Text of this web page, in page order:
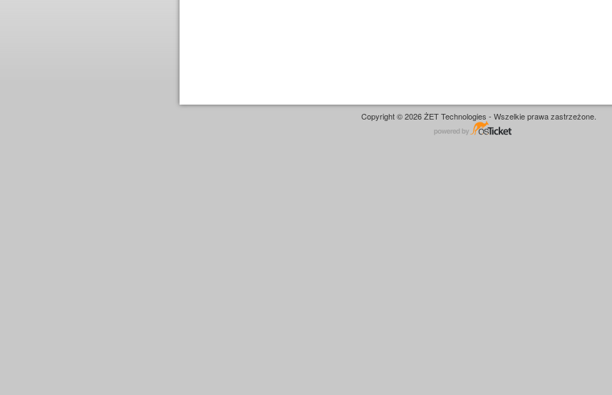
Copyright © 2026 ŻET Technologies - Wszelkie prawa zastrzeżone.